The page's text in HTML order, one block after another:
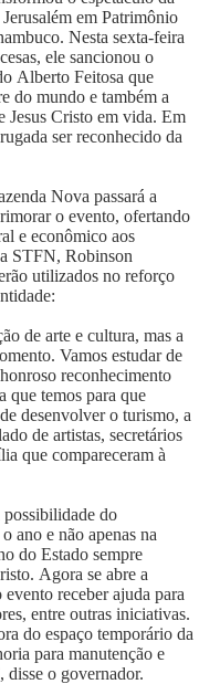
em Patrimônio
Nesta sexta-feira
ele sancionou o
Alberto Feitosa que
do mundo e também a
Jesus Cristo em vida. Em
ser reconhecido da
Nova passará a
o evento, ofertando
e econômico aos
STFN, Robinson
utilizados no reforço
de arte e cultura, mas a
Vamos estudar de
reconhecimento
que temos para que
desenvolver o turismo, a
de artistas, secretários
que compareceram à
do
ano e não apenas na
do Estado sempre
Agora se abre a
receber ajuda para
entre outras iniciativas.
do espaço temporário da
para manutenção e
disse o governador.